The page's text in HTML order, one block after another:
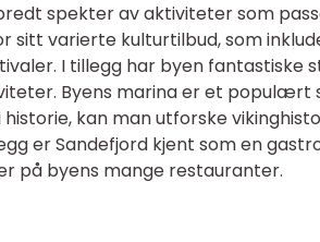
spekter av aktiviteter som
sitt varierte kulturtilbud, som
I tillegg har byen fantastiske
Byens marina er et
kan man utforske
er Sandefjord kjent som en
på byens mange restauranter.